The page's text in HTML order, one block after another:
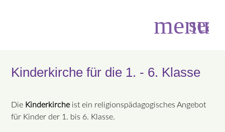
menu
Suchbegriffe SUCHEN
Kinderkirche für die 1. - 6. Klasse
Die Kinderkircheist ein religionspädagogisches Angebot
für Kinder der 1. bis 6. Klasse.